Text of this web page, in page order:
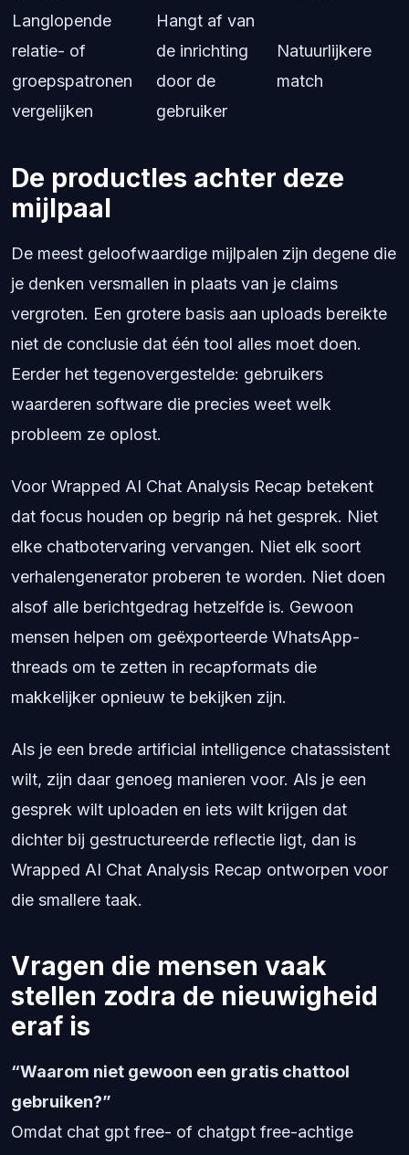
Langlopende
relatie- of
groepspatronen
vergelijken
Hangt af van
de inrichting
door de
gebruiker
Natuurlijkere
match
De productles achter deze
mijlpaal
De meest geloofwaardige mijlpalen zijn degene die
je denken versmallen in plaats van je claims
vergroten. Een grotere basis aan uploads bereikte
niet de conclusie dat één tool alles moet doen.
Eerder het tegenovergestelde: gebruikers
waarderen software die precies weet welk
probleem ze oplost.
Voor Wrapped AI Chat Analysis Recap betekent
dat focus houden op begrip ná het gesprek. Niet
elke chatbotervaring vervangen. Niet elk soort
verhalengenerator proberen te worden. Niet doen
alsof alle berichtgedrag hetzelfde is. Gewoon
mensen helpen om geëxporteerde WhatsApp-
threads om te zetten in recapformats die
makkelijker opnieuw te bekijken zijn.
Als je een brede artificial intelligence chatassistent
wilt, zijn daar genoeg manieren voor. Als je een
gesprek wilt uploaden en iets wilt krijgen dat
dichter bij gestructureerde reflectie ligt, dan is
Wrapped AI Chat Analysis Recap ontworpen voor
die smallere taak.
Vragen die mensen vaak
stellen zodra de nieuwigheid
eraf is
“Waarom niet gewoon een gratis chattool
gebruiken?”
Omdat chat gpt free- of chatgpt free-achtige